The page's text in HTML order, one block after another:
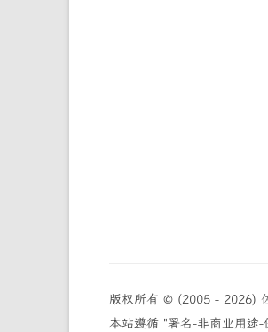
版权所有 © (2005 - 2026)
本站遵循 "署名-非商业用途-